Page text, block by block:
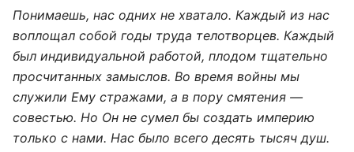
Понимаешь, нас одних не хватало. Каждый из нас
воплощал собой годы труда телотворцев. Каждый
был индивидуальной работой, плодом тщательно
просчитанных замыслов. Во время войны мы
служили Ему стражами, а в пору смятения —
совестью. Но Он не сумел бы создать империю
только с нами. Нас было всего десять тысяч душ.